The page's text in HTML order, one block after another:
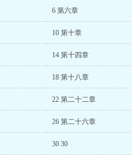
6 第六章
10 第十章
14 第十四章
18 第十八章
22 第二十二章
26 第二十六章
30 30